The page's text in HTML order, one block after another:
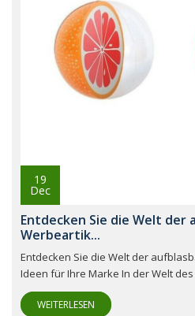
19
Dec
Entdecken Sie die Welt der
Werbeartik...
Entdecken Sie die Welt der
Ideen für Ihre Marke In der Welt
WEITERLESEN